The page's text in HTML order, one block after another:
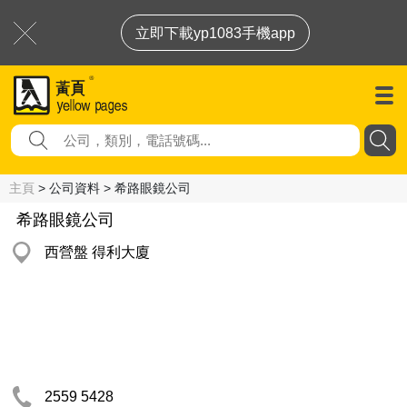
立即下載yp1083手機app
主頁 > 公司資料 > 希路眼鏡公司
希路眼鏡公司
西營盤 得利大廈
2559 5428